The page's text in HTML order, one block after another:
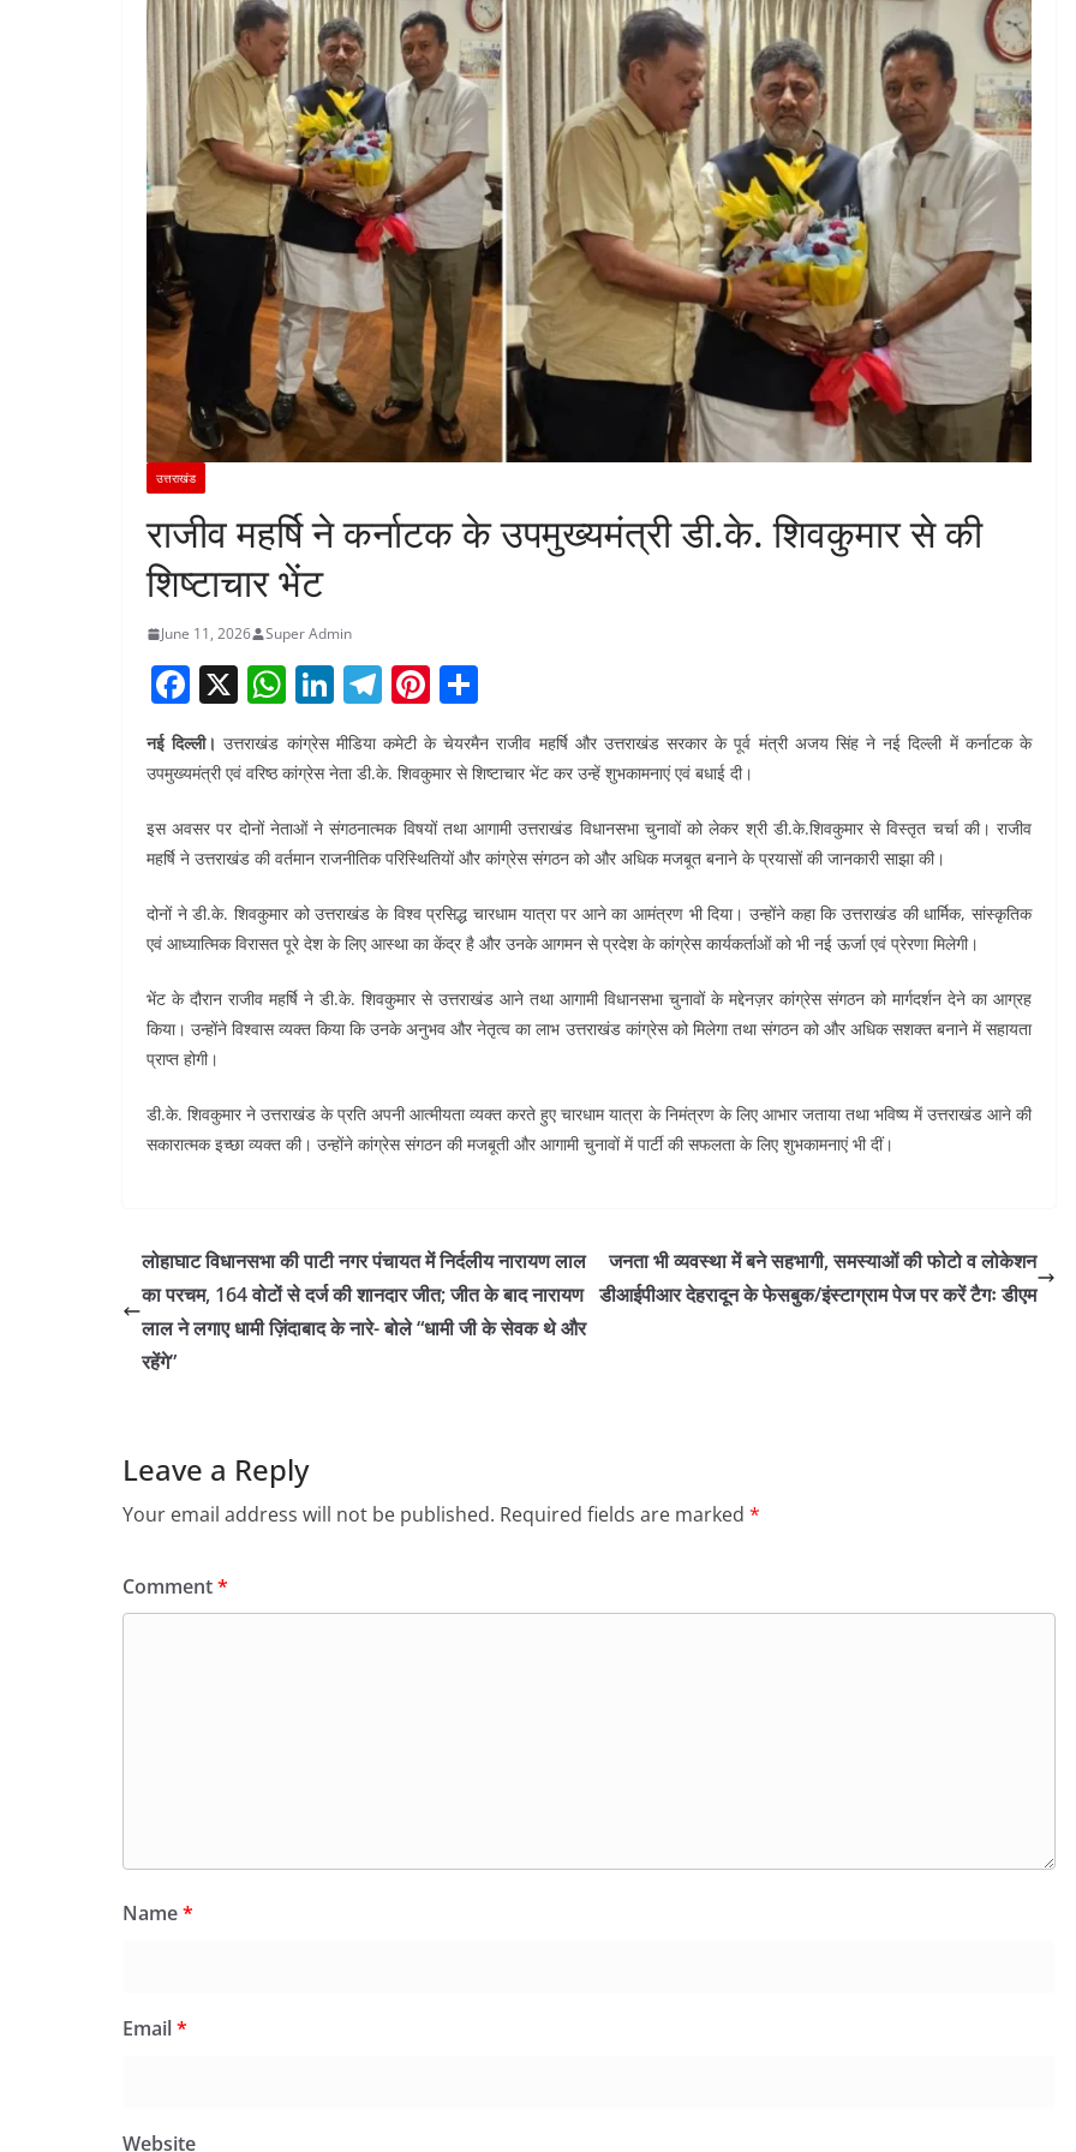
उत्तराखंड
राजीव महर्षि ने कर्नाटक के उपमुख्यमंत्री डी.के. शिवकुमार से की
शिष्टाचार भेंट
June 11, 2026 Super Admin
F
a
c
e
b
o
o
k
X W
h
at
A
p
p
Li
n
k
dI
n
T
el
e
a
m
Pi
nt
er
st
ar
नई दिल्ली।उत्तराखंड कांग्रेस मीडिया कमेटी के चेयरमैन राजीव महर्षि और उत्तराखंड सरकार के पूर्व मंत्री अजय सिंह ने नई दिल्ली में कर्नाटक के
उपमुख्यमंत्री एवं वरिष्ठ कांग्रेस नेता डी.के. शिवकुमार से शिष्टाचार भेंट कर उन्हें शुभकामनाएं एवं बधाई दी।
इस अवसर पर दोनों नेताओं ने संगठनात्मक विषयों तथा आगामी उत्तराखंड विधानसभा चुनावों को लेकर श्री डी.के.शिवकुमार से विस्तृत चर्चा की। राजीव
महर्षि ने उत्तराखंड की वर्तमान राजनीतिक परिस्थितियों और कांग्रेस संगठन को और अधिक मजबूत बनाने के प्रयासों की जानकारी साझा की।
दोनों ने डी.के. शिवकुमार को उत्तराखंड के विश्व प्रसिद्ध चारधाम यात्रा पर आने का आमंत्रण भी दिया। उन्होंने कहा कि उत्तराखंड की धार्मिक, सांस्कृतिक
एवं आध्यात्मिक विरासत पूरे देश के लिए आस्था का केंद्र है और उनके आगमन से प्रदेश के कांग्रेस कार्यकर्ताओं को भी नई ऊर्जा एवं प्रेरणा मिलेगी।
भेंट के दौरान राजीव महर्षि ने डी.के. शिवकुमार से उत्तराखंड आने तथा आगामी विधानसभा चुनावों के मद्देनज़र कांग्रेस संगठन को मार्गदर्शन देने का आग्रह
किया। उन्होंने विश्वास व्यक्त किया कि उनके अनुभव और नेतृत्व का लाभ उत्तराखंड कांग्रेस को मिलेगा तथा संगठन को और अधिक सशक्त बनाने में सहायता
प्राप्त होगी।
डी.के. शिवकुमार ने उत्तराखंड के प्रति अपनी आत्मीयता व्यक्त करते हुए चारधाम यात्रा के निमंत्रण के लिए आभार जताया तथा भविष्य में उत्तराखंड आने की
सकारात्मक इच्छा व्यक्त की। उन्होंने कांग्रेस संगठन की मजबूती और आगामी चुनावों में पार्टी की सफलता के लिए शुभकामनाएं भी दीं।
navigation
लोहाघाट विधानसभा की पाटी नगर पंचायत में निर्दलीय नारायण लाल
का परचम, 164 वोटों से दर्ज की शानदार जीत; जीत के बाद नारायण
लाल ने लगाए धामी ज़िंदाबाद के नारे- बोले “धामी जी के सेवक थे और
रहेंगे”
जनता भी व्यवस्था में बने सहभागी, समस्याओं की फोटो व लोकेशन
डीआईपीआर देहरादून के फेसबुक/इंस्टाग्राम पेज पर करें टैगः डीएम
Leave a Reply
Your email address will not be published. Required fields are marked *
Comment*
Name*
Email*
Website